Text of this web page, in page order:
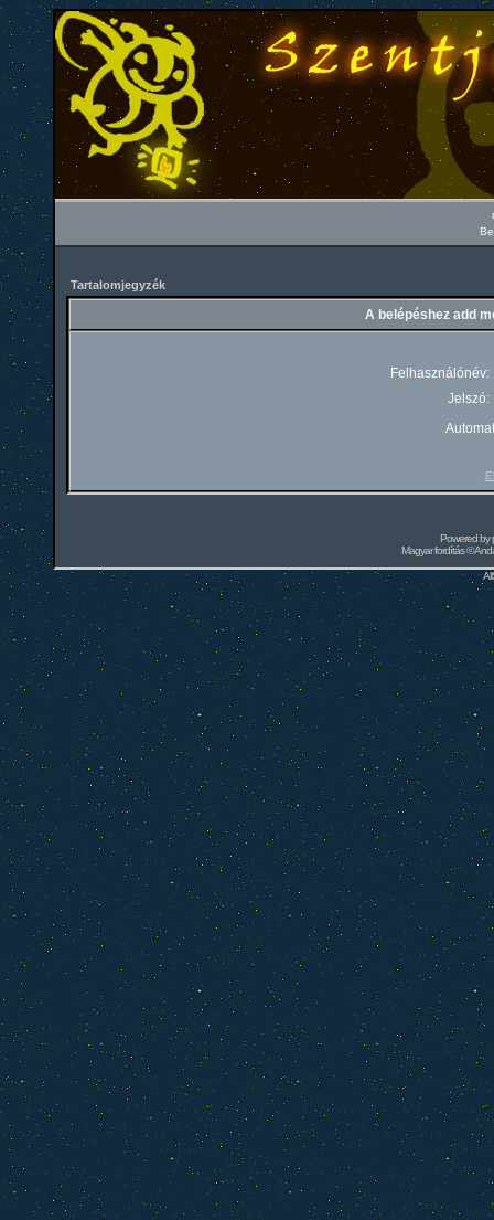
Tartalomjegyzék
A belépéshez add
Felhasználónév:
Jelszó:
Powered by
Magyar fordítás ©